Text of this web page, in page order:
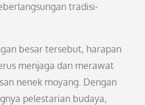
tradisi-
besar tersebut, harapan
menjaga dan merawat
nenek moyang. Dengan
pelestarian budaya,